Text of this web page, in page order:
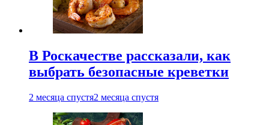
В Роскачестве рассказали, как
выбрать безопасные креветки
2 месяца спустя2 месяца спустя